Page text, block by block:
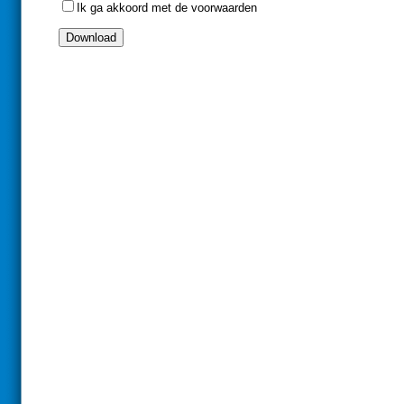
Ik ga akkoord met de voorwaarden